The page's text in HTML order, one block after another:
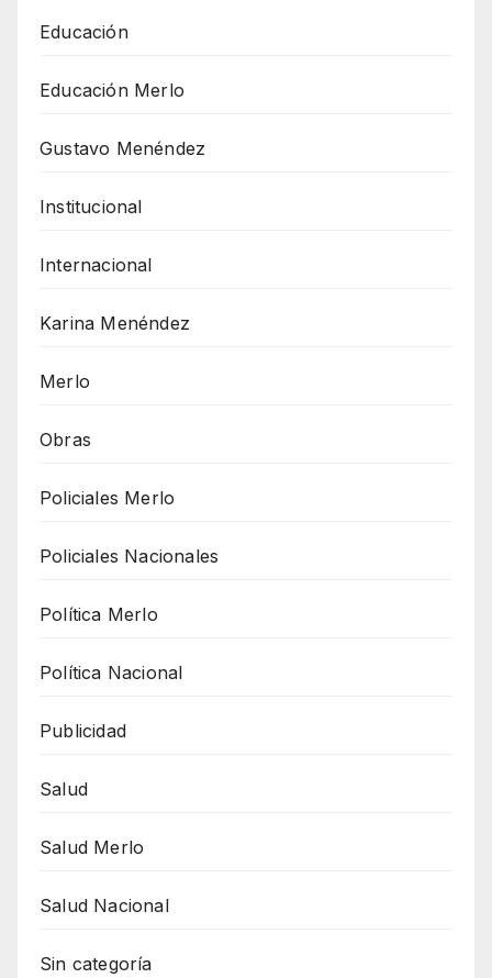
Educación
Educación Merlo
Gustavo Menéndez
Institucional
Internacional
Karina Menéndez
Merlo
Obras
Policiales Merlo
Policiales Nacionales
Política Merlo
Política Nacional
Publicidad
Salud
Salud Merlo
Salud Nacional
Sin categoría